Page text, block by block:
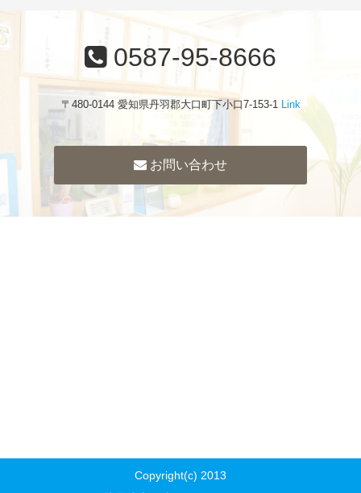
0587-95-8666
〒480-0144 愛知県丹羽郡大口町下小口7-153-1 Link
お問い合わせ
Copyright(c) 2013